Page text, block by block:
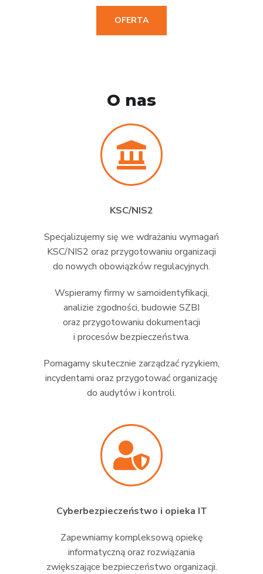
OFERTA
O nas
KSC/NIS2
Specjalizujemy się we wdrażaniu wymagań
KSC/NIS2 oraz przygotowaniu organizacji
do nowych obowiązków regulacyjnych.
Wspieramy firmy w samoidentyfikacji,
analizie zgodności, budowie SZBI
oraz przygotowaniu dokumentacji
i procesów bezpieczeństwa.
Pomagamy skutecznie zarządzać ryzykiem,
incydentami oraz przygotować organizację
do audytów i kontroli.
Cyberbezpieczeństwo i opieka IT
Zapewniamy kompleksową opiekę
informatyczną oraz rozwiązania
zwiększające bezpieczeństwo organizacji.